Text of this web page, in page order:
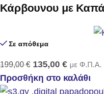
Κάρβουνου με
Σε απόθεμα
199,00€ 135,00 € με Φ.Π.Α.
Προσθήκη στο καλάθι